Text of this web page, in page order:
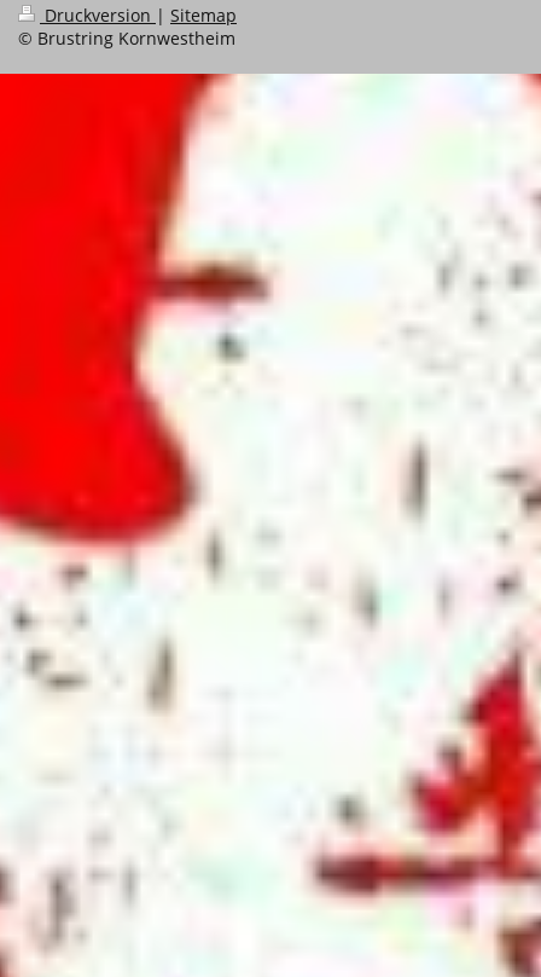
Druckversion | Sitemap
© Brustring Kornwestheim